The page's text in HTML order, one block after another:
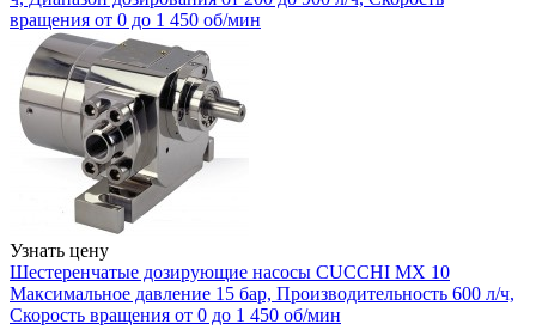
вращения от 0 до 1 450 об/мин
Узнать цену
Шестеренчатые дозирующие насосы CUCCHI MX 10
Максимальное давление 15 бар, Производительность 600 л/ч,
Скорость вращения от 0 до 1 450 об/мин